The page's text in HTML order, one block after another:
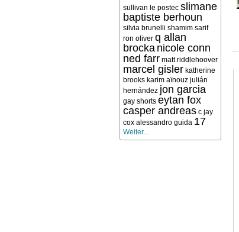
sullivan le postec slimane
baptiste berhoun
silvia brunelli shamim sarif
ron oliver q allan
brocka nicole conn
ned farr matt riddlehoover
marcel gisler katherine
brooks karim aïnouz julián
hernández jon garcia
gay shorts eytan fox
casper andreas c jay
cox alessandro guida 17
Weiter...